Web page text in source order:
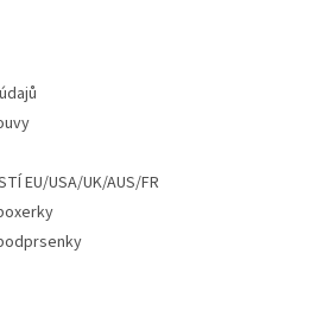
EU/USA/UK/AUS/FR